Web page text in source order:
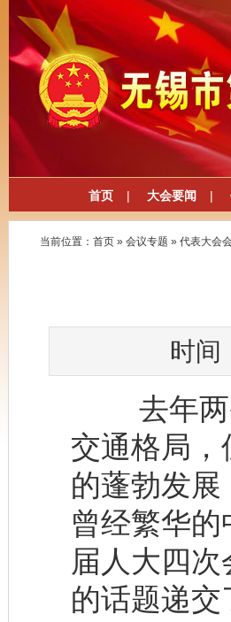
首页 | 大会要闻 |
当前位置： 首页 » 会议专题 » 代表大会
时间
去年两条
交通格局
的蓬勃发
曾经繁华
届人大四
的话题递交